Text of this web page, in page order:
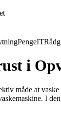
PengeIT
i
måde at
I